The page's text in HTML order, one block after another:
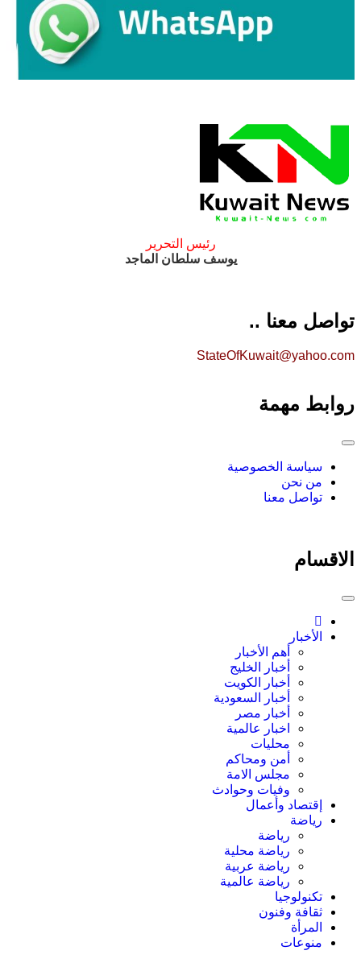
رئيس التحرير
يوسف سلطان الماجد
تواصل معنا ..
StateOfKuwait@yahoo.com
روابط مهمة
سياسة الخصوصية
من نحن
تواصل معنا
الاقسام
الأخبار
أهم الأخبار
أخبار الخليج
أخبار الكويت
أخبار السعودية
أخبار مصر
اخبار عالمية
محليات
أمن ومحاكم
مجلس الامة
وفيات وحوادث
إقتصاد وأعمال
رياضة
رياضة
رياضة محلية
رياضة عربية
رياضة عالمية
تكنولوجيا
ثقافة وفنون
المرأة
منوعات